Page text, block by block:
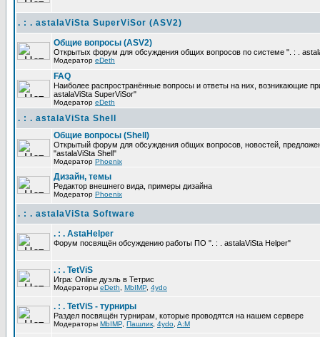
. : . astalaViSta SuperViSor (ASV2)
Общие вопросы (ASV2)
Открытых форум для обсуждения общих вопросов по системе ". : .
Модератор eDeth
FAQ
Наиболее распространённые вопросы и ответы на них, возникающие
astalaViSta SuperViSor"
Модератор eDeth
. : . astalaViSta Shell
Общие вопросы (Shell)
Открытый форум для обсуждения общих вопросов, новостей,
"astalaViSta Shell"
Модератор Phoenix
Дизайн, темы
Редактор внешнего вида, примеры дизайна
Модератор Phoenix
. : . astalaViSta Software
. : . AstaHelper
Форум посвящён обсуждению работы ПО ". : . astalaViSta Helper"
. : . TetViS
Игра: Online дуэль в Тетрис
Модераторы eDeth MbIMP 4ydo
. : . TetViS - турниры
Раздел посвящён турнирам, которые проводятся на нашем сервере
Модераторы MbIMP Пашлик 4ydo A:M